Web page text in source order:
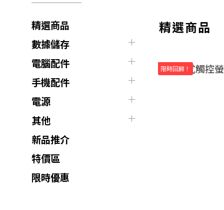
精選商品
數據儲存
電腦配件
手機配件
電源
其他
新品推介
特價區
限時優惠
精選商品
限時回歸！